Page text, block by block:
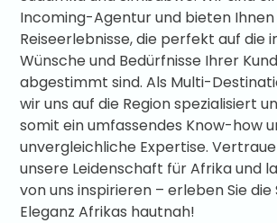
Incoming-Agentur und bieten
Reiseerlebnisse, die perfekt auf die
Wünsche und Bedürfnisse Ihrer
abgestimmt sind. Als Multi-
wir uns auf die Region spezialisiert
somit ein umfassendes Know-how
unvergleichliche Expertise.
unsere Leidenschaft für Afrika und
von uns inspirieren – erleben Sie
Eleganz Afrikas hautnah!